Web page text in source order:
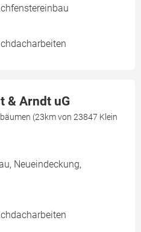
& Arndt uG
(23km von 23847 Klein
Neueindeckung,